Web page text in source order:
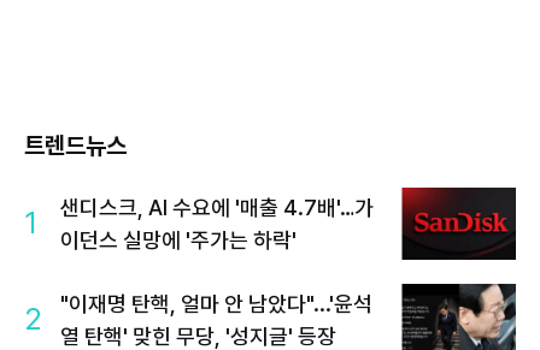
트렌드뉴스
1
샌디스크, AI 수요에 '매출 4.7배'…가
이던스 실망에 '주가는 하락'
2
"이재명 탄핵, 얼마 안 남았다"...'윤석
열 탄핵' 맞힌 무당, '성지글' 등장